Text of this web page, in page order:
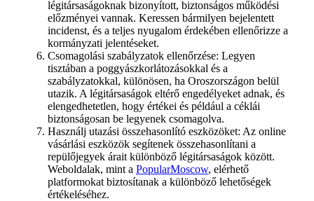
légitársaságoknak bizonyított, biztonságos működési
előzményei vannak. Keressen bármilyen bejelentett
incidenst, és a teljes nyugalom érdekében ellenőrizze a
kormányzati jelentéseket.
Csomagolási szabályzatok ellenőrzése: Legyen
tisztában a poggyászkorlátozásokkal és a
szabályzatokkal, különösen, ha Oroszországon belül
utazik. A légitársaságok eltérő engedélyeket adnak, és
elengedhetetlen, hogy értékei és például a céklái
biztonságosan be legyenek csomagolva.
Használj utazási összehasonlító eszközöket: Az online
vásárlási eszközök segítenek összehasonlítani a
repülőjegyek árait különböző légitársaságok között.
Weboldalak, mint a PopularMoscow, elérhető
platformokat biztosítanak a különböző lehetőségek
értékeléséhez.